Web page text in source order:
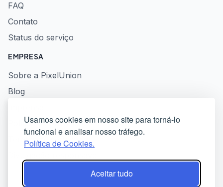
Usamos cookies em nosso site para torná-lo
funcional e analisar nosso tráfego.
Política de Cookies.
Aceitar tudo
FAQ
Contato
Status do serviço
EMPRESA
Sobre a PixelUnion
Blog
Política de privacidade
Termos de serviço